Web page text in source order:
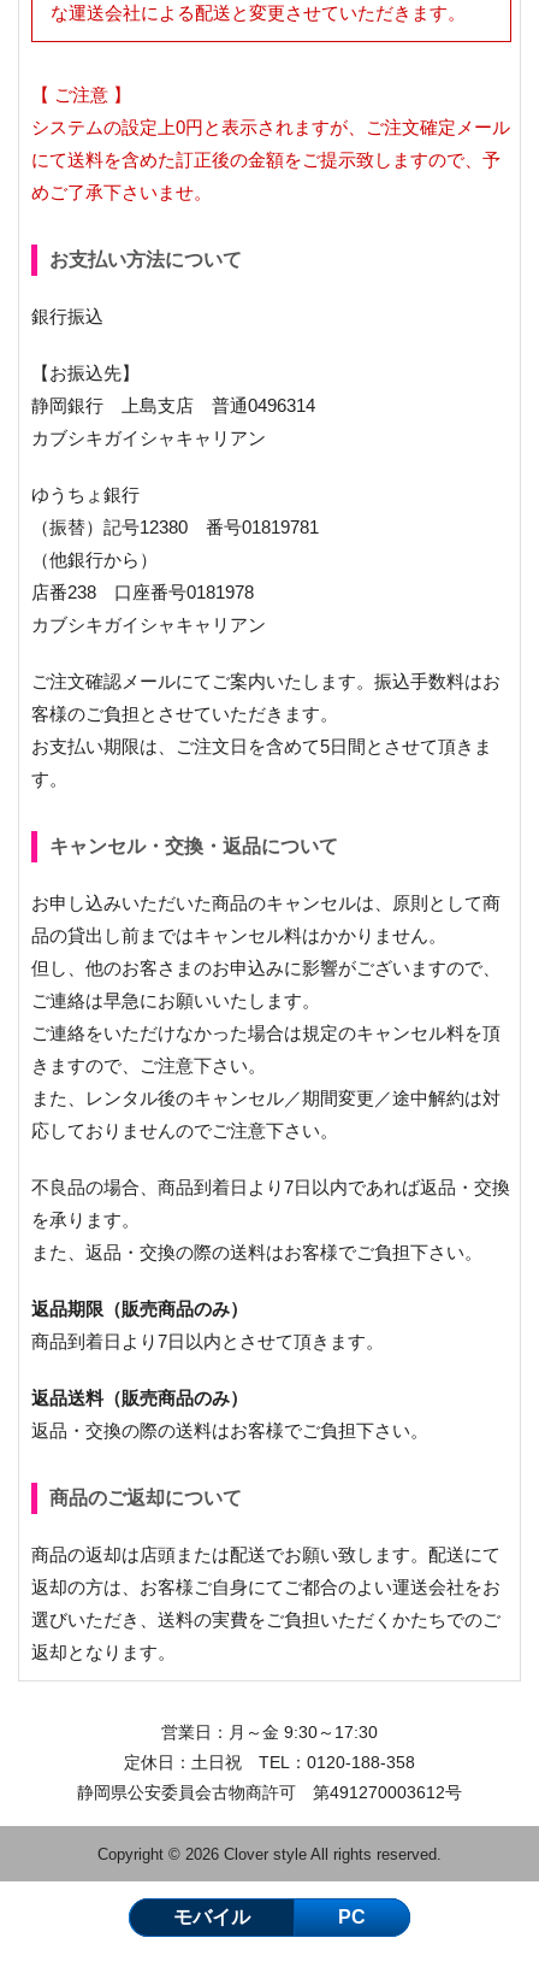
な運送会社による配送と変更させていただきます。
【 ご注意 】
システムの設定上0円と表示されますが、ご注文確定メール
にて送料を含めた訂正後の金額をご提示致しますので、予
めご了承下さいませ。
お支払い方法について
銀行振込
【お振込先】
静岡銀行 上島支店 普通0496314
カブシキガイシャキャリアン
ゆうちょ銀行
（振替）記号12380 番号01819781
（他銀行から）
店番238 口座番号0181978
カブシキガイシャキャリアン
ご注文確認メールにてご案内いたします。振込手数料はお
客様のご負担とさせていただきます。
お支払い期限は、ご注文日を含めて5日間とさせて頂きま
す。
キャンセル・交換・返品について
お申し込みいただいた商品のキャンセルは、原則として商
品の貸出し前まではキャンセル料はかかりません。
但し、他のお客さまのお申込みに影響がございますので、
ご連絡は早急にお願いいたします。
ご連絡をいただけなかった場合は規定のキャンセル料を頂
きますので、ご注意下さい。
また、レンタル後のキャンセル／期間変更／途中解約は対
応しておりませんのでご注意下さい。
不良品の場合、商品到着日より7日以内であれば返品・交換
を承ります。
また、返品・交換の際の送料はお客様でご負担下さい。
返品期限（販売商品のみ）
商品到着日より7日以内とさせて頂きます。
返品送料（販売商品のみ）
返品・交換の際の送料はお客様でご負担下さい。
商品のご返却について
商品の返却は店頭または配送でお願い致します。配送にて
返却の方は、お客様ご自身にてご都合のよい運送会社をお
選びいただき、送料の実費をご負担いただくかたちでのご
返却となります。
営業日：月～金 9:30～17:30
定休日：土日祝 TEL： 0120-188-358
静岡県公安委員会古物商許可 第491270003612号
Copyright © 2026 Clover style All rights reserved.
モバイル PC